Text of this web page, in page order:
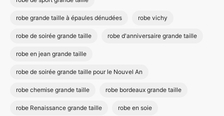
robe grande taille à épaules dénudées robe vichy
robe de soirée grande taille robe d'anniversaire grande taille
robe en jean grande taille
robe de soirée grande taille pour le Nouvel An
robe chemise grande taille robe bordeaux grande taille
robe Renaissance grande taille robe en soie